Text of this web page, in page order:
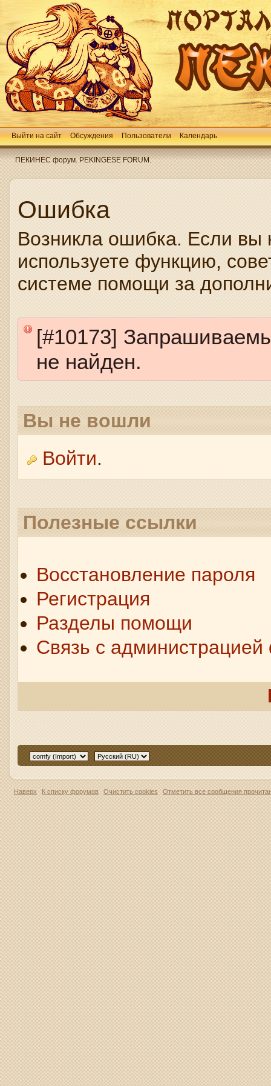
Выйти на сайт Обсуждения Пользователи Календарь
ПЕКИНЕС форум. PEKINGESE FORUM.
Ошибка
Возникла ошибка. Если вы
используете функцию,
системе помощи за
[#10173]
не найден.
Вы не вошли
Войти.
Полезные ссылки
Восстановление пароля
Регистрация
Разделы помощи
Связь с
Наверх К списку форумов Очистить cookies Отметить все сообщения